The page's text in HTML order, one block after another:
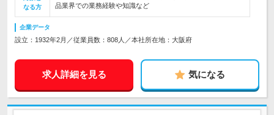
なる方
品業界での業務経験や知識など
企業データ
設立：1932年2月／従業員数：808人／本社所在地：大阪府
求人詳細を見る 気になる